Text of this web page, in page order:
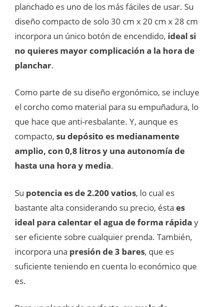
planchado es uno de los más fáciles de usar. Su
diseño compacto de solo 30 cm x 20 cm x 28 cm
incorpora un único botón de encendido, ideal si
no quieres mayor complicación a la hora de
planchar.
Como parte de su diseño ergonómico, se incluye
el corcho como material para su empuñadura, lo
que hace que anti-resbalante. Y, aunque es
compacto, su depósito es medianamente
amplio, con 0,8 litros y una autonomía de
hasta una hora y media.
Su potencia es de 2.200 vatios, lo cual es
bastante alta considerando su precio, ésta es
ideal para calentar el agua de forma rápida y
ser eficiente sobre cualquier prenda. También,
incorpora una presión de 3 bares, que es
suficiente teniendo en cuenta lo económico que
es.